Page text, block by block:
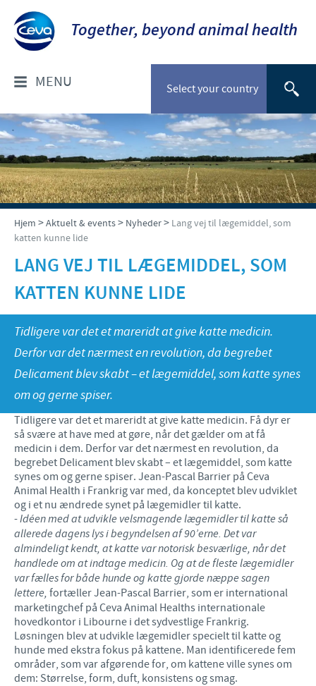
Together, beyond animal health
Select your country
MENU
OM OS
Socialt ansvar
Ceva Nordic
FOR DYRLÆGER: PRODUKTER
Til kæledyr
Til stordyr
VÆLG DYREART
Kæledyr
Gris
Kvæg
NYHEDER & EVENTS
Nyheder
TIL FORHANDLERE
Ceva Onlineuddannelse
KONTAKT
Fjerkræ, fagspecialister
Grise, fagspecialister
Kvæg, fagspecialister
Kæledyr, fagspecialister
Administration og marketing
Ansøg om sponsorat
Indberetning af bivirkninger
Hjem >Aktuelt & events> Nyheder> Lang vej til lægemiddel, som
katten kunne lide
LANG VEJ TIL LÆGEMIDDEL, SOM
KATTEN KUNNE LIDE
Tidligere var det et mareridt at give katte medicin.
Derfor var det nærmest en revolution, da begrebet
Delicament blev skabt – et lægemiddel, som katte synes
om og gerne spiser.
Tidligere var det et mareridt at give katte medicin. Få dyr er
så svære at have med at gøre, når det gælder om at få
medicin i dem. Derfor var det nærmest en revolution, da
begrebet Delicament blev skabt – et lægemiddel, som katte
synes om og gerne spiser. Jean-Pascal Barrier på Ceva
Animal Health i Frankrig var med, da konceptet blev udviklet
og i et nu ændrede synet på lægemidler til katte.
-Idéen med at udvikle velsmagende lægemidler til katte så
allerede dagens lys i begyndelsen af 90’erne. Det var
almindeligt kendt, at katte var notorisk besværlige, når det
handlede om at indtage medicin. Og at de fleste lægemidler
var fælles for både hunde og katte gjorde næppe sagen
lettere, fortæller Jean-Pascal Barrier, som er international
marketingchef på Ceva Animal Healths internationale
hovedkontor i Libourne i det sydvestlige Frankrig.
Løsningen blev at udvikle lægemidler specielt til katte og
hunde med ekstra fokus på kattene. Man identificerede fem
områder, som var afgørende for, om kattene ville synes om
dem: Størrelse, form, duft, konsistens og smag.